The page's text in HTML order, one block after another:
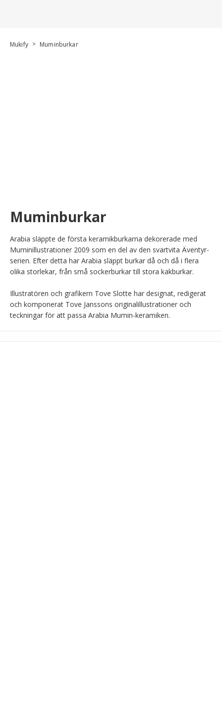
Mukify > Muminburkar
Muminburkar
Arabia släppte de första keramikburkarna dekorerade med
Muminillustrationer 2009 som en del av den svartvita Äventyr-
serien. Efter detta har Arabia släppt burkar då och då i flera
olika storlekar, från små sockerburkar till stora kakburkar.
Illustratören och grafikern Tove Slotte har designat, redigerat
och komponerat Tove Janssons originalillustrationer och
teckningar för att passa Arabia Mumin-keramiken.